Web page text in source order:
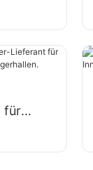
für